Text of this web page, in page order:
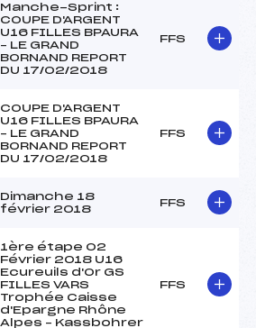
Manche-Sprint :
COUPE D'ARGENT
U16 FILLES BPAURA
– LE GRAND
BORNAND REPORT
DU 17/02/2018
FFS
COUPE D'ARGENT
U16 FILLES BPAURA
– LE GRAND
BORNAND REPORT
DU 17/02/2018
FFS
Dimanche 18
février 2018
FFS
1ère étape 02
Février 2018 U16
Ecureuils d'Or GS
FILLES VARS
Trophée Caisse
d'Epargne Rhône
Alpes – Kassbohrer
FFS